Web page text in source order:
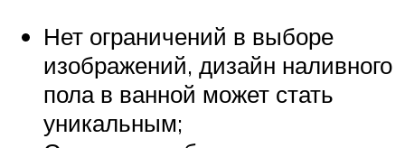
Нет ограничений в выборе
изображений, дизайн наливного
пола в ванной может стать
уникальным;